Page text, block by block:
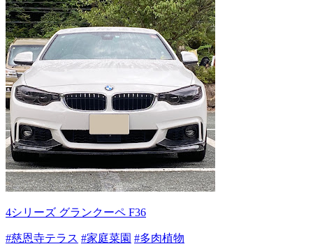
4シリーズ グランクーペ F36
#慈恩寺テラス #家庭菜園 #多肉植物